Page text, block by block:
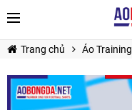
Trang chủ Áo Training